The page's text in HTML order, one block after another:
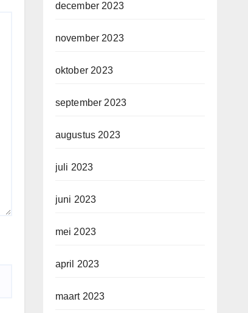
december 2023
november 2023
oktober 2023
september 2023
augustus 2023
juli 2023
juni 2023
mei 2023
april 2023
maart 2023